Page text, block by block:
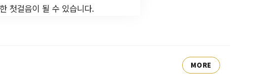
첫걸음이 될 수 있습니다.
MORE